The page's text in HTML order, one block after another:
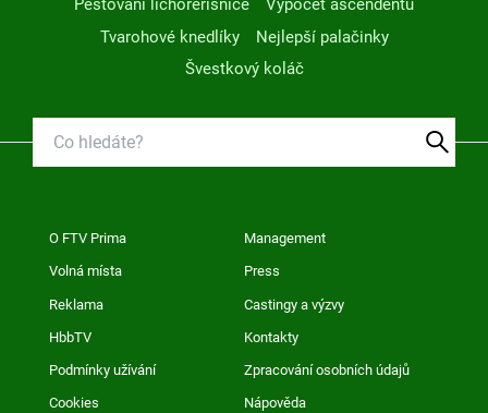
Pěstování lichořeřišnice
Výpočet ascendentu
Tvarohové knedlíky
Nejlepší palačinky
Švestkový koláč
O FTV Prima Management
Volná místa Press
Reklama Castingy a výzvy
HbbTV Kontakty
Podmínky užívání Zpracování osobních údajů
Cookies Nápověda